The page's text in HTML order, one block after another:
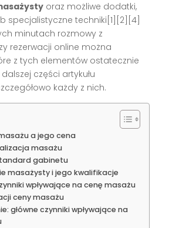
oraz możliwe dodatki,
specjalistyczne techniki[1][2][4]
minutach rozmowy z
rezerwacji online można
z tych elementów ostatecznie
części artykułu
każdy z nich.
a jego cena
masażu
gabinetu
masażysty i jego kwalifikacje
wpływające na cenę masażu
ceny masażu
główne czynniki wpływające na